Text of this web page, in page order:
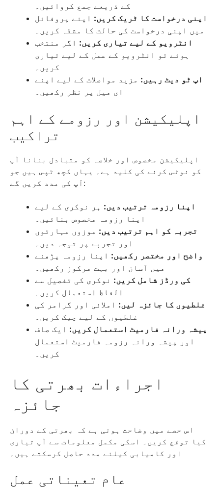
کے ذریعے جمع کروائیں۔
اپنی درخواست کا ٹریک کریں: اپنے پروفائل
میں اپنی درخواست کی حالت کا مشقہ کریں۔
انٹرویو کے لیے تیاری کریں: اگر منتخب
ہوئے تو انٹرویو کے عمل کے لیے تیاری
کریں۔
اپ ٹو دیٹ رہیں: مزید مواصلات کے لیے اپنے
ای میل پر نظر رکھیں۔
اپلیکیشن اور رزومے کے اہم
تراکیب
اپلیکیشن مخصوص اور خلاصہ کو متبادل بنانا آپ
کو نوٹس کرنے کی کلید ہے۔ یہاں کچھ ٹپس ہیں جو
آپ کی مدد کریں گے:
اپنا رزومہ ترتیب دیں: ہر نوکری کے لیے
اپنا رزومہ مخصوص بنائیں۔
تجربہ کو اہم ترتیب دیں: موزوں مہارتوں
اور تجربے پر توجہ دیں۔
واضح اور مختصر رکھیں: اپنا رزومہ پڑھنے
میں آسان اور بہت مرکوز رکھیں۔
کی ورڈز شامل کریں: نوکری کی تفصیل سے
الفاظ استعمال کریں۔
غلطیوں کا جائزہ لیں: املائی اور گرامر کی
غلطیوں کے لیے چیک کریں۔
پیشہ ورانہ فارمیٹ استعمال کریں: ایک صاف
اور پیشہ ورانہ رزومہ فارمیٹ استعمال
کریں۔
اجراءات بھرتی کا
جائزہ
اس حصے میں وضاحت ہوتی ہے کہ بھرتی کے دوران
کیا توقع کریں۔ اسکی مکمل معلومات سے آپ تیاری
اور کامیابی کیلئے مدد حاصل کرسکتے ہیں۔
عام تعیناتی عمل